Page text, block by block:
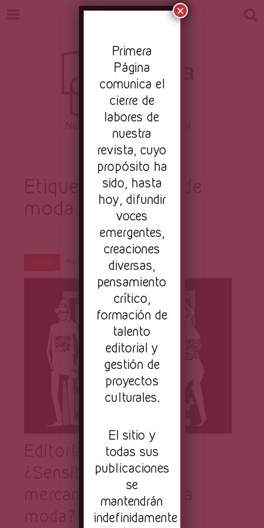
Revista
Primera
Página
Nuestro periodismo cultural
Etiqueta:desfiles de
Primera Página Feb 27, 2023
Editorial (marzo) –
¿Sensibilización o
mercantilización de la
Primera
Página
comunica el
cierre de
labores de
nuestra
revista, cuyo
propósito ha
sido, hasta
hoy, difundir
voces
emergentes,
creaciones
diversas,
pensamiento
crítico,
formación de
talento
editorial y
gestión de
proyectos
culturales.
El sitio y
todas sus
publicaciones
se
mantendrán
indefinidamente
×